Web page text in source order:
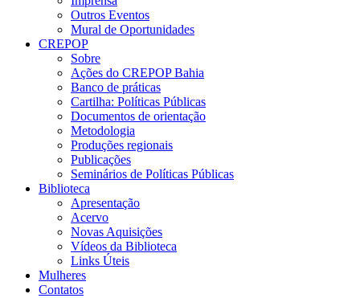
Outros Eventos
Mural de Oportunidades
CREPOP
Sobre
Ações do CREPOP Bahia
Banco de práticas
Cartilha: Políticas Públicas
Documentos de orientação
Metodologia
Produções regionais
Publicações
Seminários de Políticas Públicas
Biblioteca
Apresentação
Acervo
Novas Aquisições
Vídeos da Biblioteca
Links Úteis
Mulheres
Contatos